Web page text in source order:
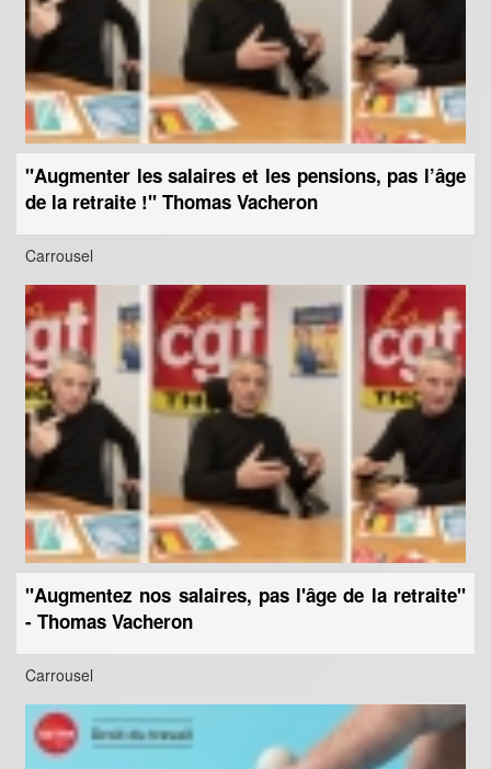
"Augmenter les salaires et les pensions, pas l’âge
de la retraite !" Thomas Vacheron
Carrousel
"Augmentez nos salaires, pas l'âge de la retraite"
- Thomas Vacheron
Carrousel